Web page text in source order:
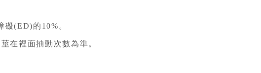
(ED)的10%。
在裡面抽動次數為準。